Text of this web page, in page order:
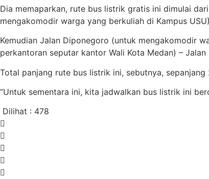
Dia memaparkan, rute bus listrik gratis ini dimulai
mengakomodir warga yang berkuliah di Kampus
Kemudian Jalan Diponegoro (untuk mengakomodir
perkantoran seputar kantor Wali Kota Medan) –
Total panjang rute bus listrik ini, sebutnya,
“Untuk sementara ini, kita jadwalkan bus listrik ini
Dilihat : 478